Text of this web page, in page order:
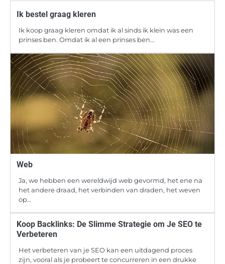
Ik bestel graag kleren
Ik koop graag kleren omdat ik al sinds ik klein was een
prinses ben. Omdat ik al een prinses ben…
Web
Ja, we hebben een wereldwijd web gevormd, het ene na
het andere draad, het verbinden van draden, het weven
op…
Koop Backlinks: De Slimme Strategie om Je SEO te
Verbeteren
Het verbeteren van je SEO kan een uitdagend proces
zijn, vooral als je probeert te concurreren in een drukke